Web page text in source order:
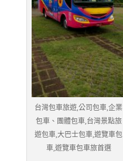
台灣包車旅遊,公司包車,企業
包車、團體包車,台灣景點旅
遊包車,大巴士包車,遊覽車包
車,遊覽車包車旅首選